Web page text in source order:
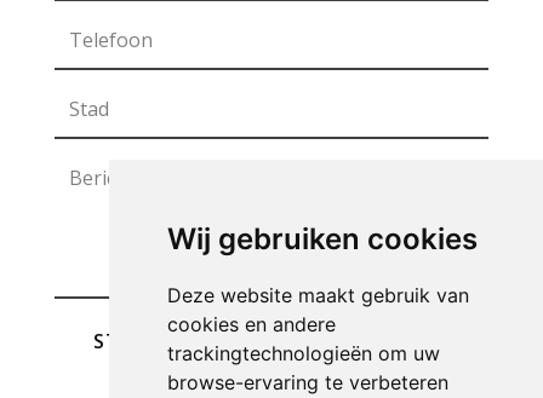
Wij gebruiken cookies
Deze website maakt gebruik van
cookies en andere
trackingtechnologieën om uw
browse-ervaring te verbeteren
STUREN